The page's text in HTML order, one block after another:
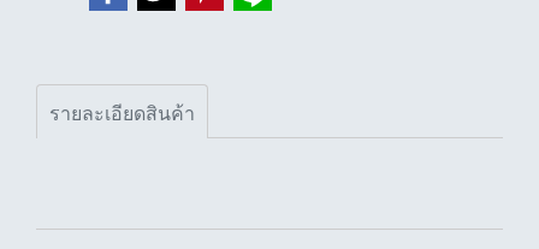
รายละเอียดสินค้า